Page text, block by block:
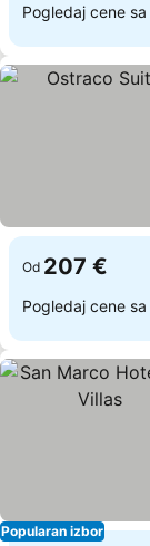
Pogledaj cene sa
Od 207 €
Pogledaj cene sa
Popularan izbor